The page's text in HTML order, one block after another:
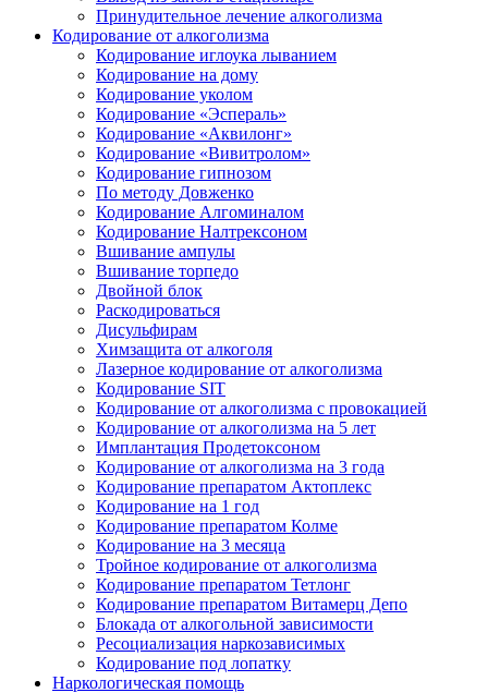
Принудительное лечение алкоголизма
Кодирование от алкоголизма
Кодирование иглоука лыванием
Кодирование на дому
Кодирование уколом
Кодирование «Эспераль»
Кодирование «Аквилонг»
Кодирование «Вивитролом»
Кодирование гипнозом
По методу Довженко
Кодирование Алгоминалом
Кодирование Налтрексоном
Вшивание ампулы
Вшивание торпедо
Двойной блок
Раскодироваться
Дисульфирам
Химзащита от алкоголя
Лазерное кодирование от алкоголизма
Кодирование SIT
Кодирование от алкоголизма с провокацией
Кодирование от алкоголизма на 5 лет
Имплантация Продетоксоном
Кодирование от алкоголизма на 3 года
Кодирование препаратом Актоплекс
Кодирование на 1 год
Кодирование препаратом Колме
Кодирование на 3 месяца
Тройное кодирование от алкоголизма
Кодирование препаратом Тетлонг
Кодирование препаратом Витамерц Депо
Блокада от алкогольной зависимости
Ресоциализация наркозависимых
Кодирование под лопатку
Наркологическая помощь